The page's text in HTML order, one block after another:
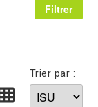
Trier par :